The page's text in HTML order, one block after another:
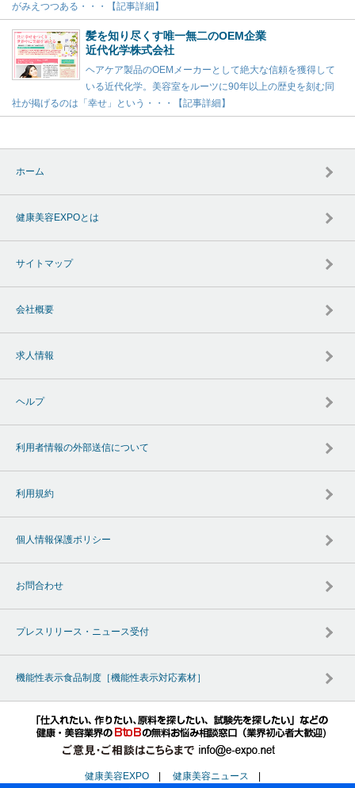
がみえつつある・・・【記事詳細】
髪を知り尽くす唯一無二のOEM企業
近代化学株式会社
ヘアケア製品のOEMメーカーとして絶大な信頼を獲得して
いる近代化学。美容室をルーツに90年以上の歴史を刻む同
社が掲げるのは「幸せ」という・・・【記事詳細】
ホーム
健康美容EXPOとは
サイトマップ
会社概要
求人情報
ヘルプ
利用者情報の外部送信について
利用規約
個人情報保護ポリシー
お問合わせ
プレスリリース・ニュース受付
機能性表示食品制度［機能性表示対応素材］
健康美容EXPO 健康美容ニュース